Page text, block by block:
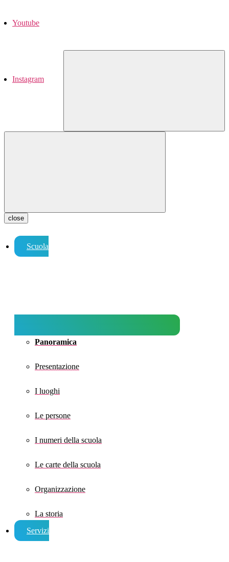
Youtube
Instagram
close
Scuola
Panoramica
Presentazione
I luoghi
Le persone
I numeri della scuola
Le carte della scuola
Organizzazione
La storia
Servizi